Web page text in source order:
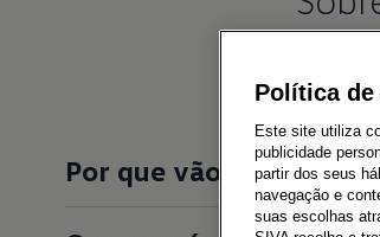
Por que vão ser
Política
Este site utiliza
publicidade
partir dos seus
navegação e
suas escolhas